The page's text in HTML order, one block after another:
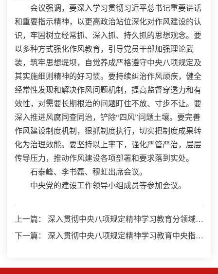
会议强调，要深入学习贯彻习近平总书记重要讲话
和重要指示精神，以更高政治站位深化对作风建设的认
识，牢固树立经常抓、深入抓、持久抓的思想观念。要
以多种方式强化作风教育，引导党员干部加强理论武
装，筑牢思想堤坝，自觉养成严格遵守中央八项规定及
其实施细则精神的好习惯。要持续纠治作风顽疾，健全
经常性发现和解决作风问题机制，提高监督穿透力和有
效性，对需要长期根治的问题盯住不放、寸步不让。要
深入推进风腐同查同治，铲除“四风”问题土壤。要完善
作风建设制度机制，狠抓制度执行，切实把制度成果转
化为治理效能。要坚持以上率下，强化严管严治，层层
传导压力，推动作风建设各项部署和要求落到实处。
石泰峰、李书磊、穆虹出席会议。
中央党的建设工作领导小组成员等参加会议。
上一篇： 深入贯彻中央八项规定精神学习教育分领域调
研座谈会召开
下一篇： 深入贯彻中央八项规定精神学习教育中央指导